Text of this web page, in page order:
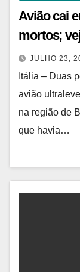
Avião cai
mortos;
JULHO 23,
Itália – Duas
avião
na região de
que havia…